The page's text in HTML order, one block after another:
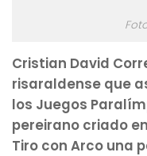
Cristian David
risaraldense que
los Juegos
pereirano criado
Tiro con Arco una